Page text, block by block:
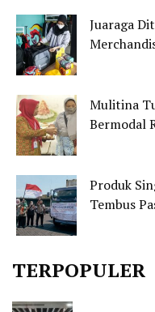
Juaraga
Mulitina
Bermodal
Produk
Tembus
TERPOPULER